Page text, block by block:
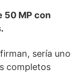
50 MP con
sería uno
completos